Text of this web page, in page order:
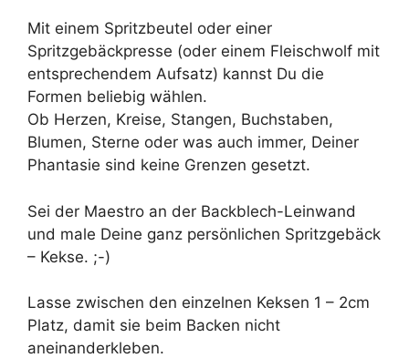
Mit einem Spritzbeutel oder einer
Spritzgebäckpresse (oder einem Fleischwolf mit
entsprechendem Aufsatz) kannst Du die
Formen beliebig wählen.
Ob Herzen, Kreise, Stangen, Buchstaben,
Blumen, Sterne oder was auch immer, Deiner
Phantasie sind keine Grenzen gesetzt.
Sei der Maestro an der Backblech-Leinwand
und male Deine ganz persönlichen Spritzgebäck
– Kekse. ;-)
Lasse zwischen den einzelnen Keksen 1 – 2cm
Platz, damit sie beim Backen nicht
aneinanderkleben.